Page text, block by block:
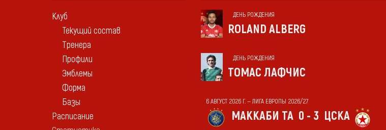
Клуб
Текущий состав
Тренера
Профили
Эмблемы
Форма
Базы
Расписание
ДЕНЬ РОЖДЕНИЯ
ROLAND ALBERG
ДЕНЬ РОЖДЕНИЯ
ТОМАС ЛАФЧИС
6 АВГУСТ 2026 Г. — ЛИГА ЕВРОПЫ 2026/27
МАККАБИ ТА 0 - 3 ЦСКА